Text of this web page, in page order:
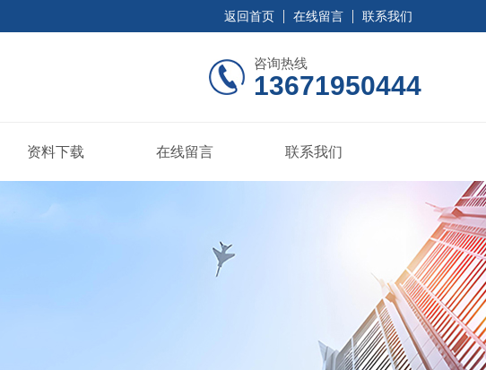
返回首页 在线留言 联系我们
咨询热线
13671950444
资料下载 在线留言 联系我们